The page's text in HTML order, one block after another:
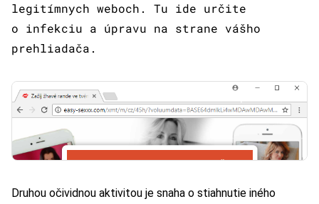
legitímnych weboch. Tu ide určite
o infekciu a úpravu na strane vášho
prehliadača.
Druhou očividnou aktivitou je snaha o stiahnutie iného